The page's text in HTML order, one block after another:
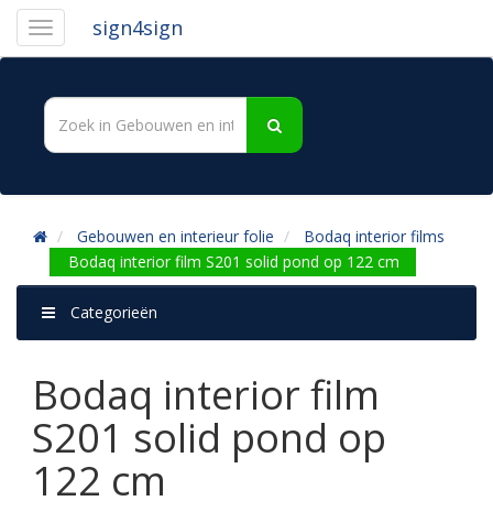
sign4sign
Gebouwen en interieur folie
Bodaq interior films
Bodaq interior film S201 solid pond op 122 cm
Categorieën
Bodaq interior film
S201 solid pond op
122 cm